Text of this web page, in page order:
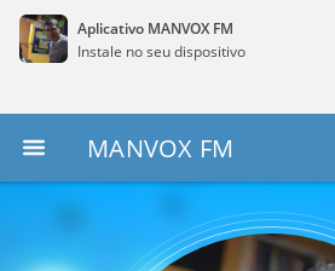
Aplicativo MANVOX FM
Instale no seu dispositivo
MANVOX FM